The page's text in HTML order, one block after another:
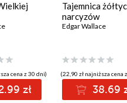
cena z 30 dni)
zł
Tajemnica
narcyzów
Edgar Wallace
(22,90 zł najniższa cena
38.69